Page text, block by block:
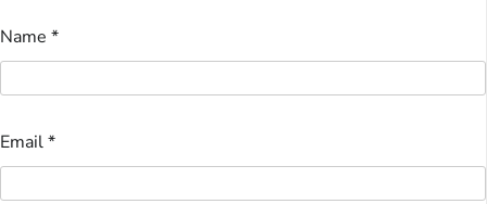
Name *
Email*